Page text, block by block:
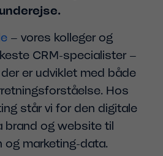
– vores kolleger og
CRM-specialister –
er udviklet med både
Hos
står vi for den digitale
brand og website til
og marketing-data.